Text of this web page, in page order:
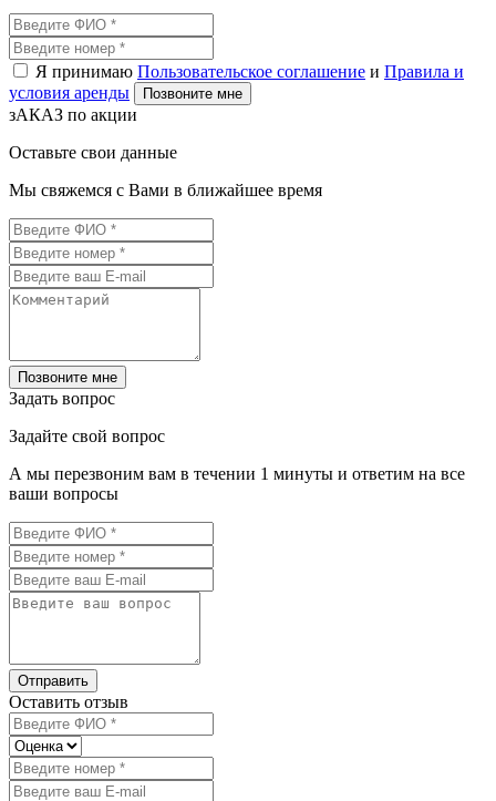
Я принимаю Пользовательское соглашение и Правила и
условия аренды
Позвоните мне
зАКАЗ по акции
Оставьте свои данные
Мы свяжемся с Вами в ближайшее время
Позвоните мне
Задать вопрос
Задайте свой вопрос
А мы перезвоним вам в течении 1 минуты и ответим на все
ваши вопросы
Отправить
Оставить отзыв